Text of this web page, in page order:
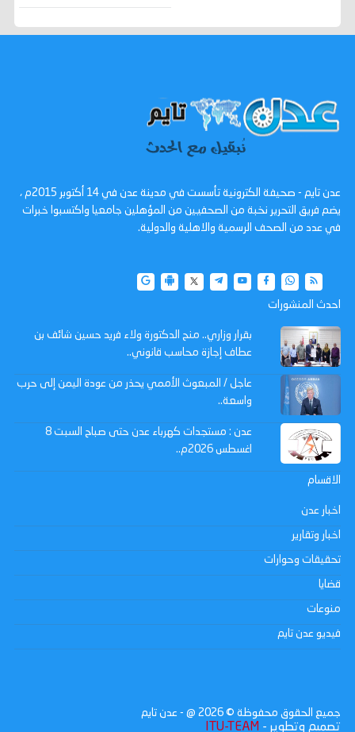
عدن تايم - صحيفة الكترونية تأسست في مدينة عدن في 14 أكتوبر 2015م ،
يضم فريق التحرير نخبة من الصحفيين من المؤهلين جامعيا واكتسبوا خبرات
في عدد من الصحف الرسمية والاهلية والدولية.
احدث المنشورات
بقرار وزاري.. منح الدكتورة ولاء فريد حسين شائف بن
عطاف إجازة محاسب قانوني..
عاجل / المبعوث الأممي يحذر من عودة اليمن إلى حرب
واسعة..
عدن : مستجدات كهرباء عدن حتى صباح السبت 8
اغسطس 2026م..
الاقسام
اخبار عدن
اخبار وتقارير
تحقيقات وحوارات
قضايا
منوعات
فيديو عدن تايم
جميع الحقوق محفوظة © 2026 @ - عدن تايم
تصميم وتطوير - ITU-TEAM